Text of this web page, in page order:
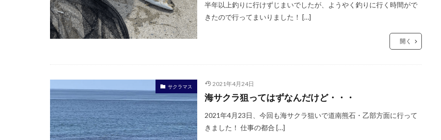
半年以上釣りに行けずじまいでしたが、ようやく釣りに行く時間がで
きたので行ってまいりました！ […]
開く
サクラマス 2021年4月24日
海サクラ狙ってはずなんだけど・・・
2021年4月23日、今回も海サクラ狙いで道南熊石・乙部方面に行って
きました！ 仕事の都合 […]